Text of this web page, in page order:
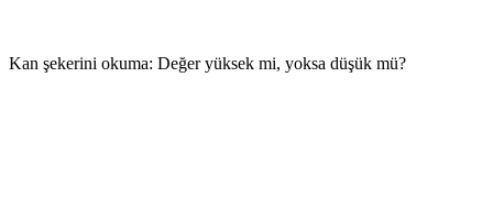
Kan şekerini okuma: Değer yüksek mi, yoksa düşük mü?